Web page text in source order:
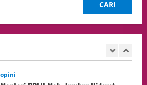
Adakan Pertemuan Dengan Delegasi 6
Health